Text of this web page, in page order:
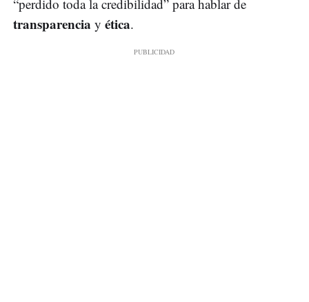
“perdido toda la credibilidad” para hablar de
transparencia y ética.